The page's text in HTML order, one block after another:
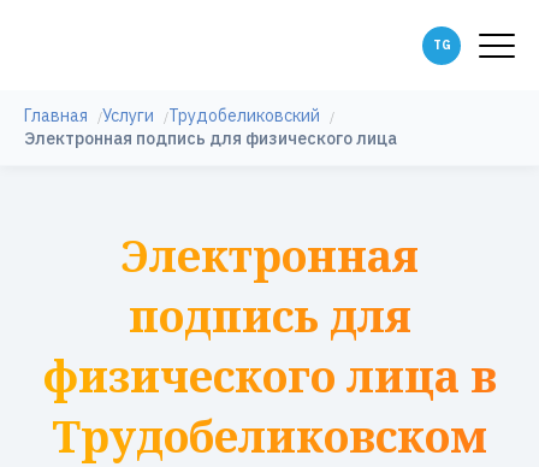
Главная Услуги
Трудобеликовский
Электронная подпись для физического лица
Электронная
подпись для
физического лица в
Трудобеликовском